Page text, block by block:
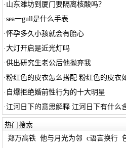
· 山东潍坊到厦门要隔离核酸吗？
·sea一gull是什么手表
·怀孕多久小孩就会有胎心
·大灯开启是近光灯吗
·供出研究生老公后他抛弃我
·粉红色的皮衣怎么搭配 粉红色的皮衣
· 自爆拒绝婚前性行为的十大明星
·江河日下的意思解释 江河日下有什么
热门搜索
郑万高铁 他与月光为邻 c语言换行